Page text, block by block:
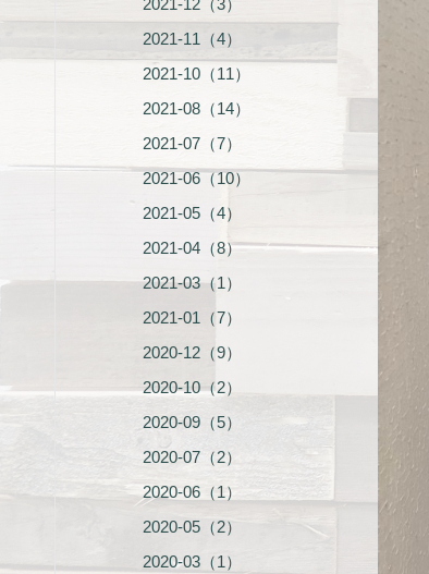
2021-12（3）
2021-11（4）
2021-10（11）
2021-08（14）
2021-07（7）
2021-06（10）
2021-05（4）
2021-04（8）
2021-03（1）
2021-01（7）
2020-12（9）
2020-10（2）
2020-09（5）
2020-07（2）
2020-06（1）
2020-05（2）
2020-03（1）